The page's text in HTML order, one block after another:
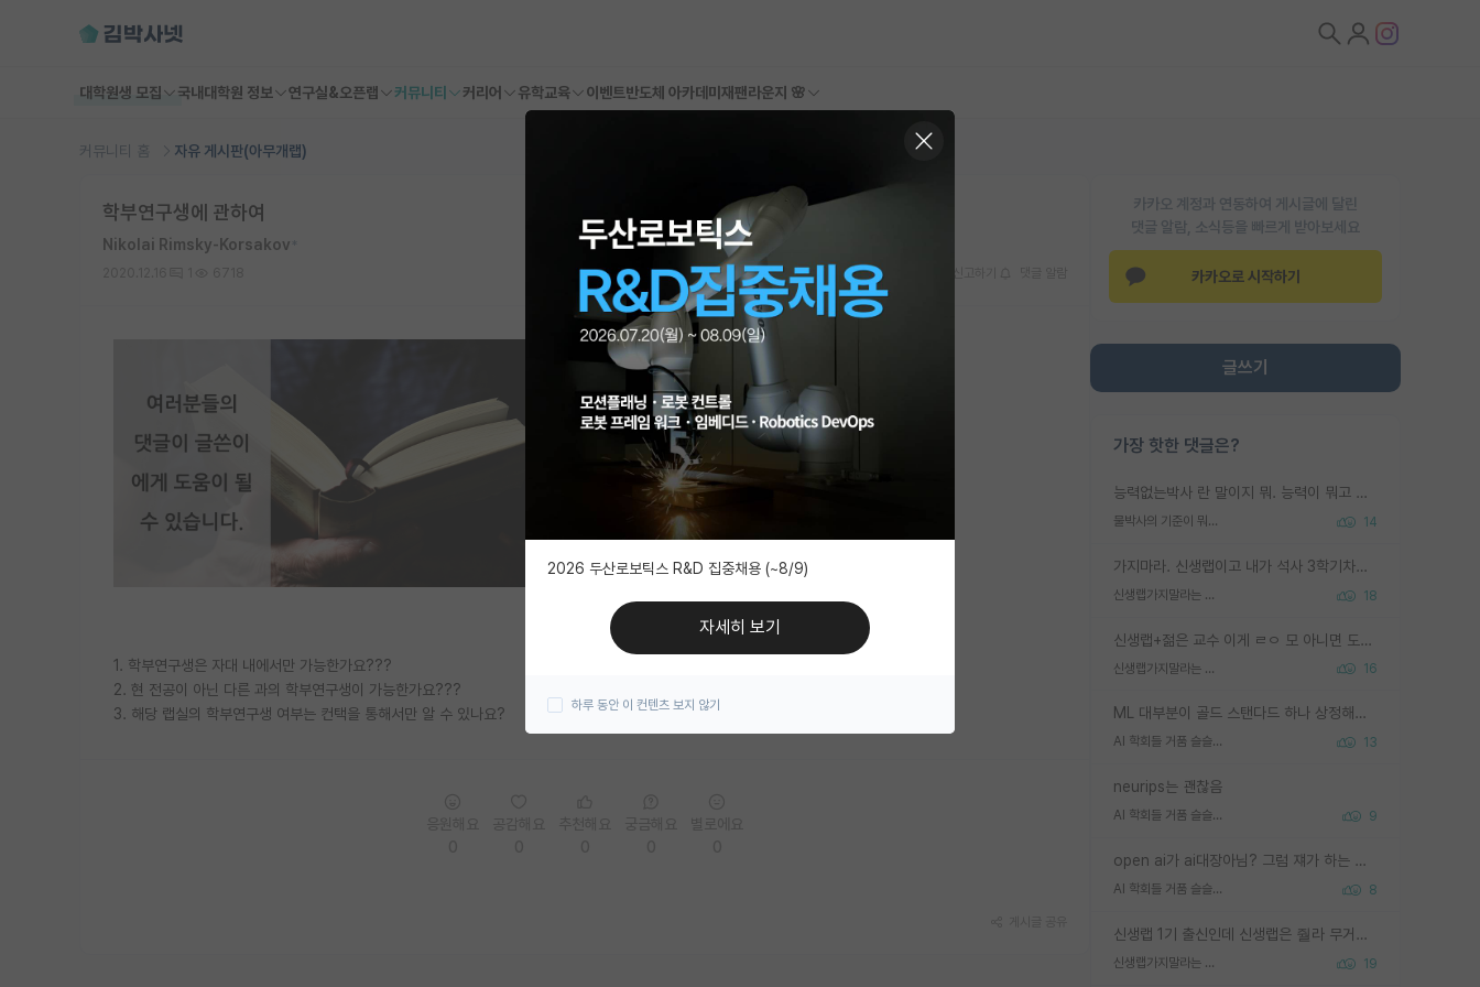
대학원생 모집 국내대학원 정보 연구실&오픈랩 커뮤니티 커리어 유학교육 이벤트반도체 아카데미 재팬라운지 🌸
커뮤니티 홈 자유 게시판(아무개랩)
카카오 계정과 연동하여 게시글에 달린
댓글 알람, 소식등을 빠르게 받아보세요
카카오로 시작하기
글쓰기
가장 핫한 댓글은?
능력없는박사 란 말이지 뭐. 능력이 뭐고 능력이 있다는게 뭔지는 사람마다 기준이 다르니까 얘기해봐야 서로 자기 기준만 얘기해서 논쟁이 끝이 안나고. 주위에서 능력있고 야심있는 신입생이 교수가 유의미한 피드백을 아예 안주면서 제대로된 과제에 참여해볼 기회도 제공하지 않고 잡일 뺑뺑이만 돌려서 맨날 단순작업만 하면서 밤새다가 눈빛이 점점 죽어가는걸 본 사람은 물박사는 교수탓이라고 하고, 교수는 이것저것 알려도 주고 기회도 주고 사수 동기 붙여주면서 어떻게든 끌고가려고 하는데 본인이 매일 뺀질거리면서 출근 하는둥마는둥 하다가 기껏 와서도 폰이나 쳐다보다가 실험 망치고 저녁약속있어서 먼저 가볼게요~ 하는걸 본 사람은 물박사는 본인탓이라고 함.
물박사의 기준이 뭐임? 14
가지마라. 신생랩이고 내가 석사 3학기차인데 최고참인데 나도 아무것도 모르는데 교수가 후배들 왜 논문 교육 안시키냐. 논문 왜 안 써오냐 닦달한다
신생랩가지말라는 이유가 있었구나 18
신생랩+젊은 교수 이게 ㄹㅇ 모 아니면 도인듯.
신생랩가지말라는 이유가 있었구나 16
ML 대부분이 골드 스탠다드 하나 상정해놓고 (벤치마크 데이터셋이 여러 개면 여러 개 상정) 그거 얼마나 잘 맞추나 싸움임 가끔 번뜩이는 설계 철학을 보여주는 논문들도 있지만 대부분 그거 성적 얼마나 더 올리느라에 혈안이 되어 있는 측면이 잇음
AI 학회들 거품 슬슬 지적이 나오네요 13
neurips는 괜찮음
AI 학회들 거품 슬슬 지적이 나오네요 9
open ai가 ai대장아님? 그럼 쟤가 하는 말이 다 맞겠네
AI 학회들 거품 슬슬 지적이 나오네요 8
신생랩 1기 출신인데 신생랩은 줠라 무거운 바벨 같은거임. 들면 대박인데 못들면 깔려 죽음. 아무도 알려주지 않는 환경에서 자생해야하지만, 일단 살아남았다면 그 어떤 사람보다 악착같고 생존력 높은 사람으로 거듭날 수 있음
신생랩가지말라는 이유가 있었구나 19
학부연구생에 관하여
Nikolai Rimsky-Korsakov
1. 학부연구생은 자대 내에서만 가능한가요???
2. 현 전공이 아닌 다른 과의 학부연구생이 가능한가요???
3. 해당 랩실의 학부연구생 여부는 컨택을 통해서만 알 수 있나요?
2026 두산로보틱스 R&D 집중채용 (~8/9)
자세히 보기
하루 동안 이 컨텐츠 보지 않기